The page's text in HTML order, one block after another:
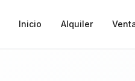
Inicio Alquiler